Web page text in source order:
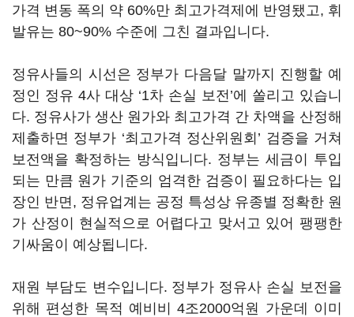
가격 변동 폭의 약 60%만 최고가격제에 반영됐고, 휘
발유는 80~90% 수준에 그친 결과입니다.
정유사들의 시선은 정부가 다음달 말까지 진행할 예
정인 정유 4사 대상 ‘1차 손실 보전’에 쏠리고 있습니
다. 정유사가 생산 원가와 최고가격 간 차액을 산정해
제출하면 정부가 ‘최고가격 정산위원회’ 검증을 거쳐
보전액을 확정하는 방식입니다. 정부는 세금이 투입
되는 만큼 원가 기준의 엄격한 검증이 필요하다는 입
장인 반면, 정유업계는 공정 특성상 유종별 정확한 원
가 산정이 현실적으로 어렵다고 맞서고 있어 팽팽한
기싸움이 예상됩니다.
재원 부담도 변수입니다. 정부가 정유사 손실 보전을
위해 편성한 목적 예비비 4조2000억원 가운데 이미